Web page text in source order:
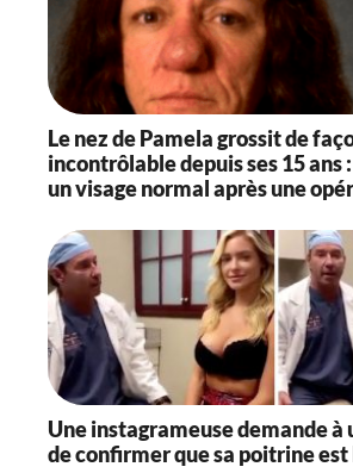
Le nez de Pamela grossit de
incontrôlable depuis ses 15 ans
un visage normal après une
Une instagrameuse demande à
de confirmer que sa poitrine